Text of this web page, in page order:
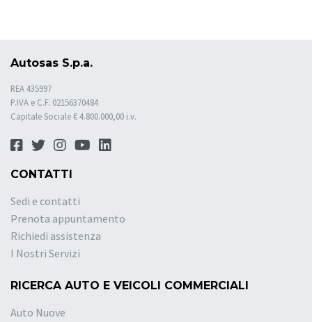
Autosas S.p.a.
REA 435997
P.IVA e C.F. 02156370484
Capitale Sociale € 4.800.000,00 i.v.
CONTATTI
Sedi e contatti
Prenota appuntamento
Richiedi assistenza
I Nostri Servizi
RICERCA AUTO E VEICOLI COMMERCIALI
Auto Nuove